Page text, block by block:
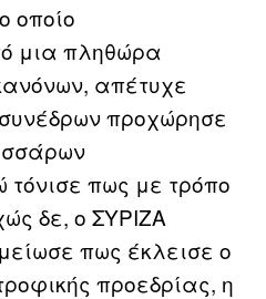
οποίο
μια πληθώρα
απέτυχε
προχώρησε
τόνισε πως με τρόπο
δε, ο ΣΥΡΙΖΑ
πως έκλεισε ο
προεδρίας, η